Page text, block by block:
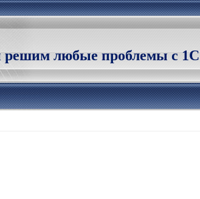
любые проблемы с 1С